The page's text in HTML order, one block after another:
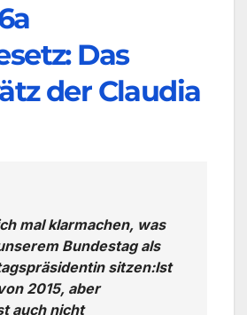
Das
der Claudia
mal klarmachen, was
Bundestag als
sitzen:Ist
2015, aber
auch nicht